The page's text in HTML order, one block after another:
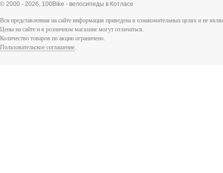
© 2000 - 2026, 100Bike - велосипеды в Котласе
Вся представленная на сайте информация приведена в ознакомительных целях и не
Цены на сайте и в розничном магазине могут отличаться.
Количество товаров по акции ограничено.
Пользовательское соглашение.